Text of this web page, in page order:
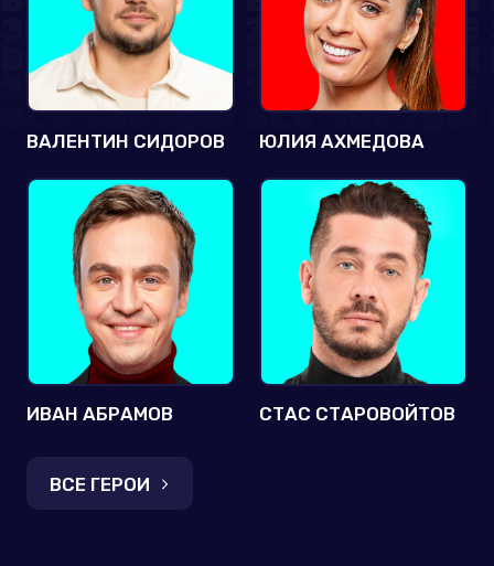
ВАЛЕНТИН СИДОРОВ ЮЛИЯ АХМЕДОВА
ИВАН АБРАМОВ СТАС СТАРОВОЙТОВ
ВСЕ ГЕРОИ